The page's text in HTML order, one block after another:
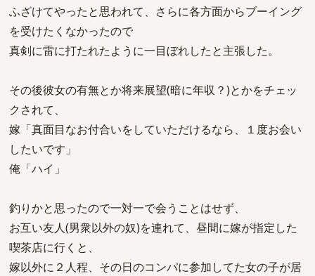
ふざけてやったと思われて、さらに各方面からブーイング
を受けたくなかったので
真剣に雷に打たれたように一目ぼれしたと主張した。
その後彼女の有無とか将来展望(暗に年収？)とかをチェッ
クされて、
嫁「真面目なお付合いをしていただけるなら、１度お会い
したいです」
俺「ハイ」
釣りかと思ったので一対一で会うことはせず、
お互い友人(男衆以外の奴)を連れて、昼間に嫁が指定した
喫茶店に行くと、
嫁以外に２人程、その日のコンパに参加してた女の子が居